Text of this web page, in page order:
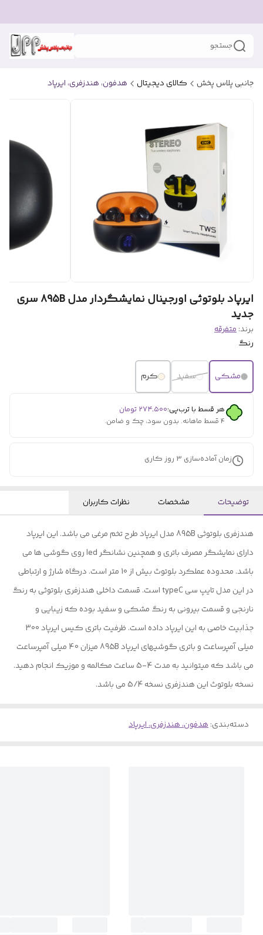
جستجو
جانبی پلاس پخش کالای دیجیتال هدفون، هندزفری، ایرپاد
ایرپاد بلوتوثی اورجینال نمایشگردار مدل 895B سری
جدید
برند:متفرقه
رنگ
مشکی سفید کرم
هر قسط با ترب‌پی:۲۷۴٬۵۰۰ تومان
۴ قسط ماهانه. بدون سود، چک و ضامن.
زمان آماده‌سازی 3 روز کاری
توضیحات مشخصات نظرات کاربران
هندزفری بلوتوثی 895B مدل ایرپاد طرح تخم مرغی می باشد. این ایرپاد
دارای نمایشگر مصرف باتری و همچنین نشانگر led روی گوشی ها می
باشد. محدوده عملکرد بلوتوث بیش از 10 متر است. درگاه شارژ و ارتباطی
در این مدل تایپ سی typeC است. قسمت داخلی هندزفری بلوتوثی به رنگ
نارنجی و قسمت بیرونی به رنگ مشکی و سفید بوده که زیبایی و
جذابیت خاصی به این ایرپاد داده است. ظرفیت باتری کیس ایرپاد 300
میلی آمپرساعت و باتری گوشیهای ایرپاد 895B میزان 40 میلی آمپرساعت
می باشد که میتوانید به مدت 4-5 ساعت مکالمه و موزیک انجام دهید.
نسخه بلوتوث این هندزفری نسخه 5/4 می باشد.
دسته‌بندی:هدفون، هندزفری، ایرپاد